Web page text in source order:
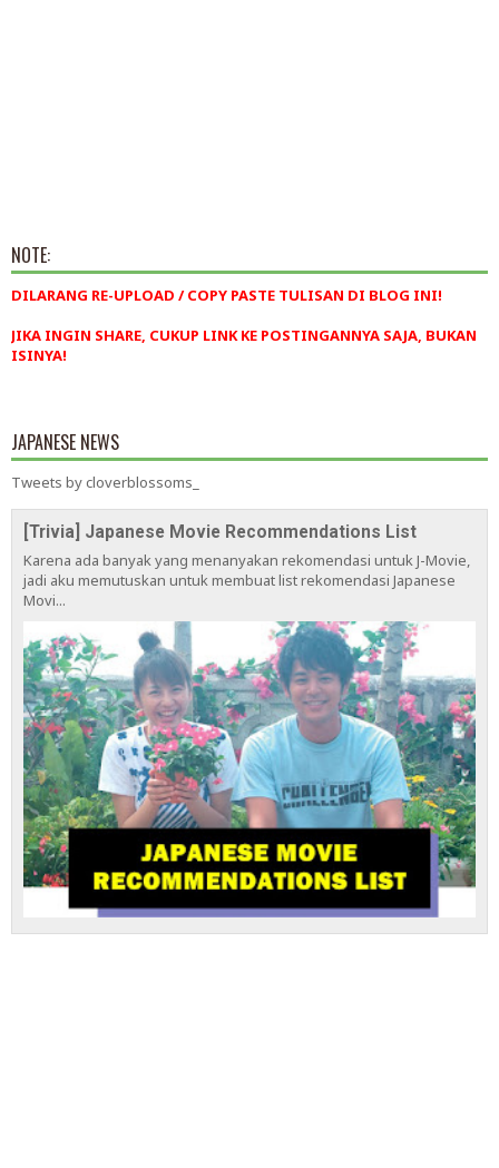
NOTE:
DILARANG RE-UPLOAD / COPY PASTE TULISAN DI BLOG INI!
JIKA INGIN SHARE, CUKUP LINK KE POSTINGANNYA SAJA, BUKAN
ISINYA!
JAPANESE NEWS
Tweets by cloverblossoms_
[Trivia] Japanese Movie Recommendations List
Karena ada banyak yang menanyakan rekomendasi untuk J-Movie,
jadi aku memutuskan untuk membuat list rekomendasi Japanese
Movi...